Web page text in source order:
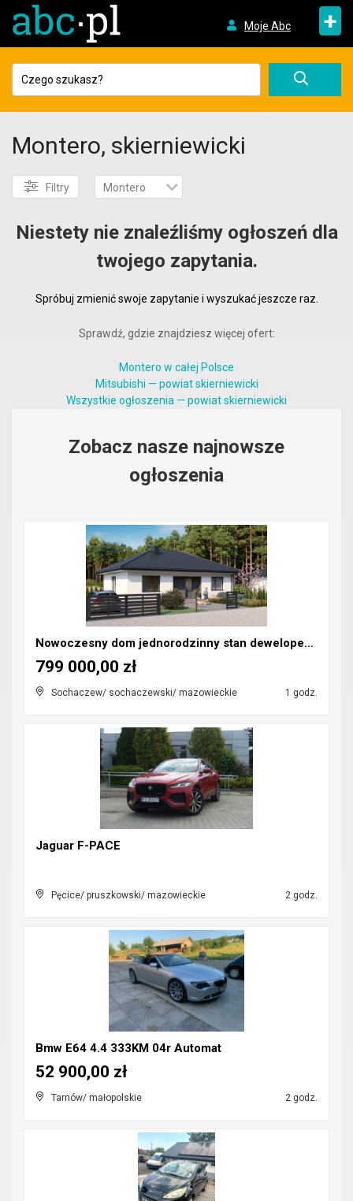
Moje Abc +
Montero, skierniewicki
Filtry Montero
Niestety nie znaleźliśmy ogłoszeń dla
twojego zapytania.
Spróbuj zmienić swoje zapytanie i wyszukać jeszcze raz.
Sprawdź, gdzie znajdziesz więcej ofert:
Montero w całej Polsce
Mitsubishi — powiat skierniewicki
Wszystkie ogłoszenia — powiat skierniewicki
Zobacz nasze najnowsze
ogłoszenia
Nowoczesny dom jednorodzinny stan deweloperski
Sochaczew/ sochaczewski/ mazowieckie 1 godz.
799 000,00 zł
Jaguar F-PACE
Pęcice/ pruszkowski/ mazowieckie 2 godz.
Bmw E64 4.4 333KM 04r Automat
Tarnów/ małopolskie 2 godz.
52 900,00 zł